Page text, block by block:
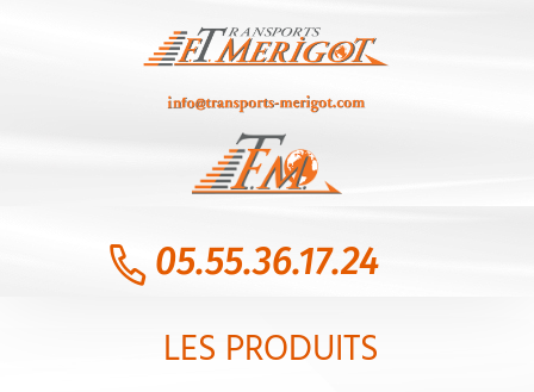
05.55.36.17.24
LES PRODUITS